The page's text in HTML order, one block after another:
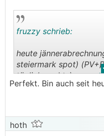
.
fruzzy schrieb:
heute
steiermark spot) (PV+
täglich nachts)
12/2024 14,08
11/2024 13,45
Perfekt. Bin auch seit
hoth